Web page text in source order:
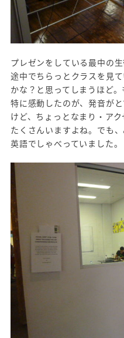
プレゼンをしている最中の
途中でちらっとクラスを見
かな？と思ってしまうほど
特に感動したのが、発音が
けど、ちょっとなまり・ア
たくさんいますよね。でも
英語でしゃべっていました。